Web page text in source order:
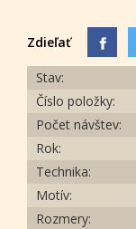
Zdieľať
Stav:
Číslo položky:
Počet návštev:
Rok:
Technika:
Motív:
Rozmery: